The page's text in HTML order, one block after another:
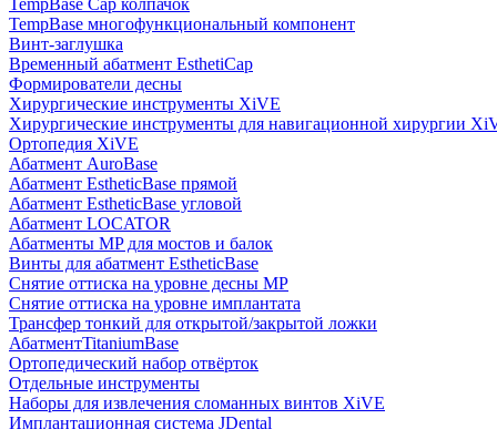
TempBase Cap колпачок
TempBase многофункциональный компонент
Винт-заглушка
Временный абатмент EsthetiCap
Формирователи десны
Хирургические инструменты XiVE
Хирургические инструменты для навигационной хирургии
Ортопедия XiVE
Абатмент AuroBase
Абатмент EstheticBase прямой
Абатмент EstheticBase угловой
Абатмент LOCATOR
Абатменты MP для мостов и балок
Винты для абатмент EstheticBase
Снятие оттиска на уровне десны MP
Снятие оттиска на уровне имплантата
Трансфер тонкий для открытой/закрытой ложки
АбатментTitaniumBase
Ортопедический набор отвёрток
Отдельные инструменты
Наборы для извлечения сломанных винтов XiVE
Имплантационная система JDental